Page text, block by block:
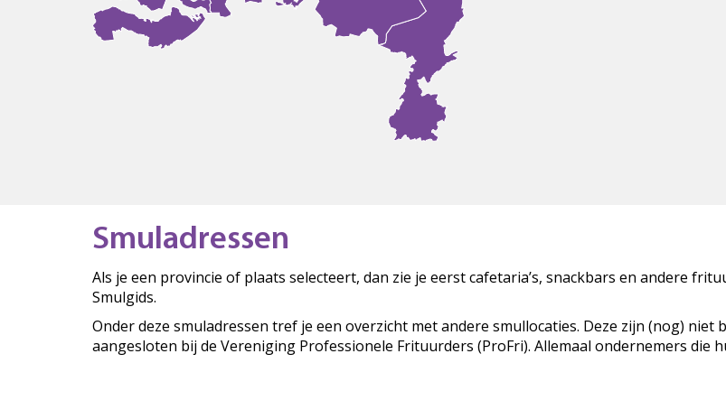
Smuladressen
Als je een provincie of plaats selecteert, dan zie je eerst cafetaria’s, snackbars en andere
Smulgids.
Onder deze smuladressen tref je een overzicht met andere smullocaties. Deze zijn (nog)
aangesloten bij de Vereniging Professionele Frituurders (ProFri). Allemaal ondernemers die